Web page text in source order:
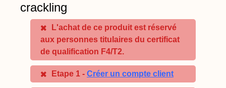
crackling
L'achat de ce produit est réservé
aux personnes titulaires du certificat
de qualification F4/T2.
Etape 1 - Créer un compte client